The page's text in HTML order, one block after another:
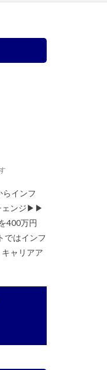
インフ
ェンジ▶︎▶︎
400万円
はインフ
ャリアア